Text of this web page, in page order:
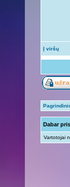
Į viršų
Dabar
Vartotojai